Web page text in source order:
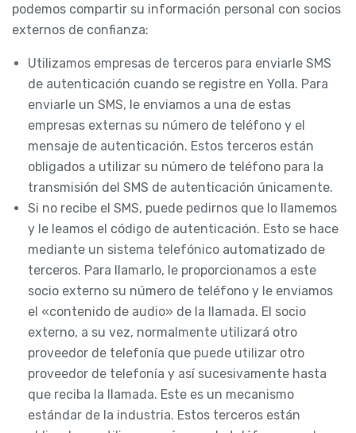
podemos compartir su información personal con socios
externos de confianza:
Utilizamos empresas de terceros para enviarle SMS
de autenticación cuando se registre en Yolla. Para
enviarle un SMS, le enviamos a una de estas
empresas externas su número de teléfono y el
mensaje de autenticación. Estos terceros están
obligados a utilizar su número de teléfono para la
transmisión del SMS de autenticación únicamente.
Si no recibe el SMS, puede pedirnos que lo llamemos
y le leamos el código de autenticación. Esto se hace
mediante un sistema telefónico automatizado de
terceros. Para llamarlo, le proporcionamos a este
socio externo su número de teléfono y le enviamos
el «contenido de audio» de la llamada. El socio
externo, a su vez, normalmente utilizará otro
proveedor de telefonía que puede utilizar otro
proveedor de telefonía y así sucesivamente hasta
que reciba la llamada. Este es un mecanismo
estándar de la industria. Estos terceros están